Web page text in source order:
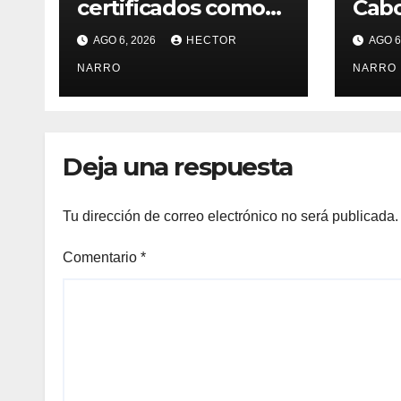
certificados como
refugios
temporales,
Gobierno de Los
Cabos refuerza la
destino seguro
AGO 6, 2026 HECTOR
NARRO
de
ante
AGO
NARRO
Deja una respuesta
Tu dirección de correo electrónico no será publicada.
Comentario *